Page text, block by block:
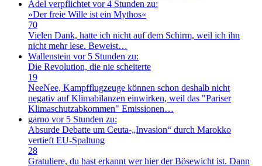
Adel verpflichtet vor 4 Stunden zu:
»Der freie Wille ist ein Mythos«
70
Vielen Dank, hatte ich nicht auf dem Schirm, weil ich ihn
nicht mehr lese. Beweist…
Wallenstein vor 5 Stunden zu:
Die Revolution, die nie scheiterte
19
NeeNee, Kampfflugzeuge können schon deshalb nicht
negativ auf Klimabilanzen einwirken, weil das "Pariser
Klimaschutzabkommen" Emissionen…
garno vor 5 Stunden zu:
Absurde Debatte um Ceuta-„Invasion“ durch Marokko
vertieft EU-Spaltung
28
Gratuliere, du hast erkannt wer hier der Bösewicht ist. Dann